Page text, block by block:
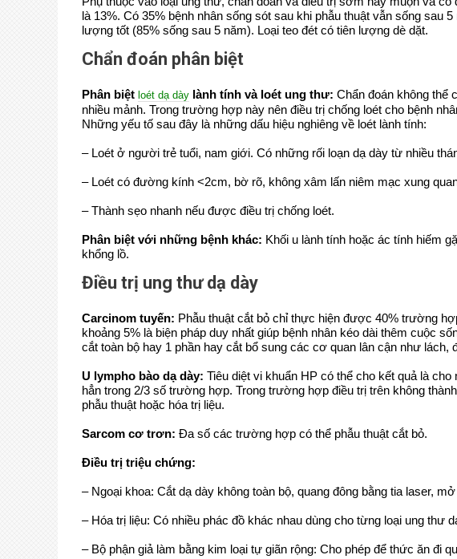
là 13%. Có 35% bệnh nhân sống sót sau khi phẫu thuật vẫn sống sau
lượng tốt (85% sống sau 5 năm). Loại teo đét có tiên lượng dè dặt.
Chẩn đoán phân biệt
Phân biệt loét dạ dày lành tính và loét ung thư: Chẩn đoán không thể
nhiều mảnh. Trong trường hợp này nên điều trị chống loét cho bệnh
Những yếu tố sau đây là những dấu hiệu nghiêng về loét lành tính:
– Loét ở người trẻ tuổi, nam giới. Có những rối loạn dạ dày từ nhiều
– Loét có đường kính <2cm, bờ rõ, không xâm lấn niêm mạc xung
– Thành sẹo nhanh nếu được điều trị chống loét.
Phân biệt với những bệnh khác: Khối u lành tính hoặc ác tính hiếm
khổng lồ.
Điều trị ung thư dạ dày
Carcinom tuyến: Phẫu thuật cắt bỏ chỉ thực hiện được 40% trường
khoảng 5% là biện pháp duy nhất giúp bệnh nhân kéo dài thêm cuộc
cắt toàn bộ hay 1 phần hay cắt bổ sung các cơ quan lân cận như lách,
U lympho bào dạ dày: Tiêu diệt vi khuẩn HP có thể cho kết quả là
hẳn trong 2/3 số trường hợp. Trong trường hợp điều trị trên không
phẫu thuật hoặc hóa trị liệu.
Sarcom cơ trơn: Đa số các trường hợp có thể phẫu thuật cắt bỏ.
Điều trị triệu chứng:
– Ngoại khoa: Cắt dạ dày không toàn bộ, quang đông bằng tia laser,
– Hóa trị liệu: Có nhiều phác đồ khác nhau dùng cho từng loại ung thư
– Bộ phận giả làm bằng kim loại tự giãn rộng: Cho phép để thức ăn đi